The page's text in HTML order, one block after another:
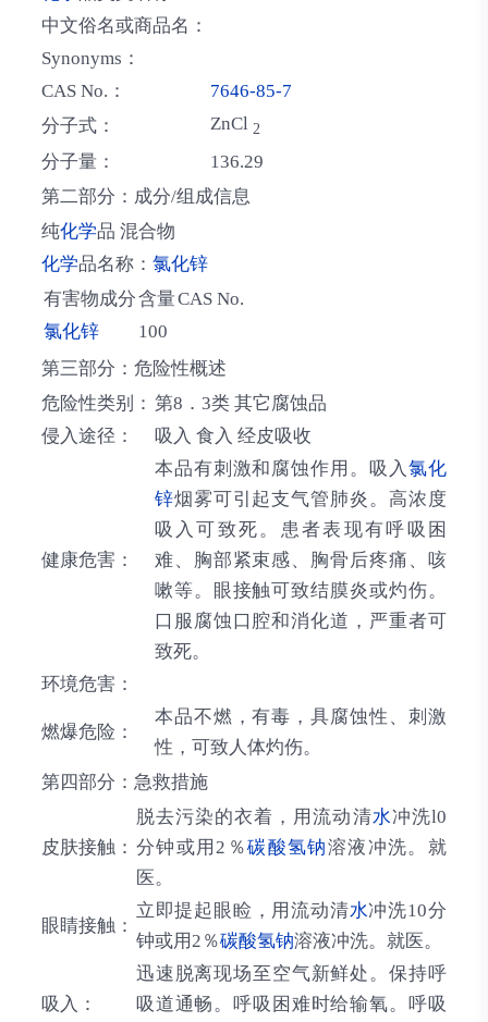
中文俗名或商品名：
Synonyms：
CAS No.：
7646-85-7
分子式：
ZnCl 2
分子量：
136.29
第二部分：成分/组成信息
纯化学品 混合物
化学品名称： 氯化锌
有害物成分含量CAS No.
氯化锌
100
第三部分：危险性概述
危险性类别： 第8．3类 其它腐蚀品
侵入途径：
吸入 食入 经皮吸收
健康危害：
本品有刺激和腐蚀作用。吸入 氯化
锌烟雾可引起支气管肺炎。高浓度
吸入可致死。患者表现有呼吸困
难、胸部紧束感、胸骨后疼痛、咳
嗽等。眼接触可致结膜炎或灼伤。
口服腐蚀口腔和消化道，严重者可
致死。
环境危害：
燃爆危险：
本品不燃，有毒，具腐蚀性、刺激
性，可致人体灼伤。
第四部分：急救措施
皮肤接触：
脱去污染的衣着，用流动清水冲洗l0
分钟或用2％碳酸氢钠溶液冲洗。就
医。
眼睛接触：
立即提起眼睑，用流动清水冲洗10分
钟或用2％碳酸氢钠溶液冲洗。就医。
吸入：
迅速脱离现场至空气新鲜处。保持呼
吸道通畅。呼吸困难时给输氧。呼吸